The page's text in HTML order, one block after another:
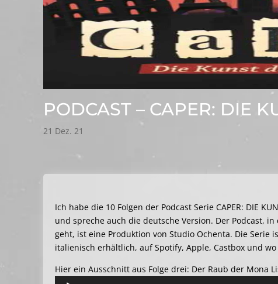
PODCAST – CAPER: DIE
21 Dez. 21
Ich habe die 10 Folgen der Podcast Serie CAPER: DIE
und spreche auch die deutsche Version. Der Podcast,
geht, ist eine Produktion von Studio Ochenta. Die Serie
italienisch erhältlich, auf Spotify, Apple, Castbox und
Hier ein Ausschnitt aus Folge drei: Der Raub der Mona